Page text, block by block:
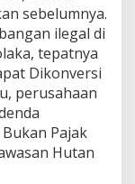
sebelumnya.
ilegal di
tepatnya
Dikonversi
perusahaan
Pajak
Hutan